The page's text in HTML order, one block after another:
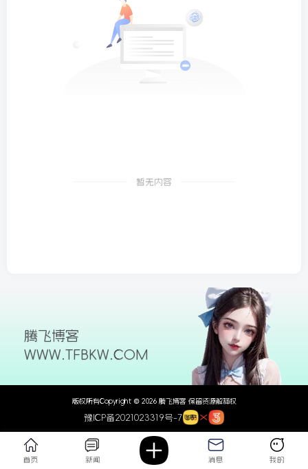
暂无内容
腾飞博客
WWW.TFBKW.COM
版权所有Copyright © 2026 腾飞博客 保留资源解释权
豫ICP备2021023319号-7
首页 新闻 消息 我的